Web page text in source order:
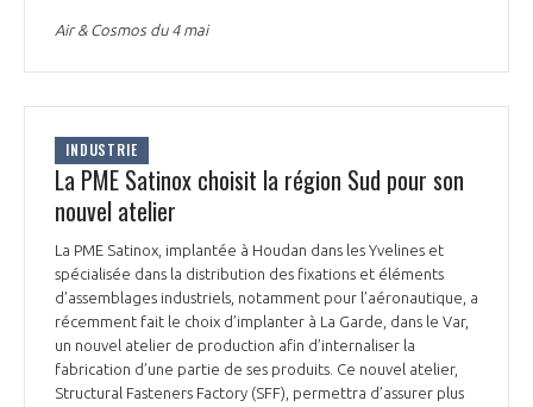
Air & Cosmos du 4 mai
INDUSTRIE
La PME Satinox choisit la région Sud pour son
nouvel atelier
La PME Satinox, implantée à Houdan dans les Yvelines et
spécialisée dans la distribution des fixations et éléments
d’assemblages industriels, notamment pour l’aéronautique, a
récemment fait le choix d’implanter à La Garde, dans le Var,
un nouvel atelier de production afin d’internaliser la
fabrication d’une partie de ses produits. Ce nouvel atelier,
Structural Fasteners Factory (SFF), permettra d’assurer plus